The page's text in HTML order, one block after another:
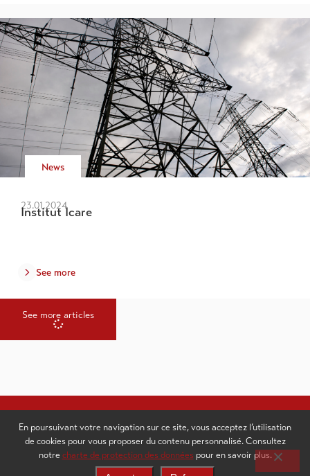
News
23.01.2024
Institut Icare
See more
See more articles
Success stories from Valais
Discover now
En poursuivant votre navigation sur ce site, vous acceptez l’utilisation
de cookies pour vous proposer du contenu personnalisé. Consultez
notre charte de protection des donnéespour en savoir plus.